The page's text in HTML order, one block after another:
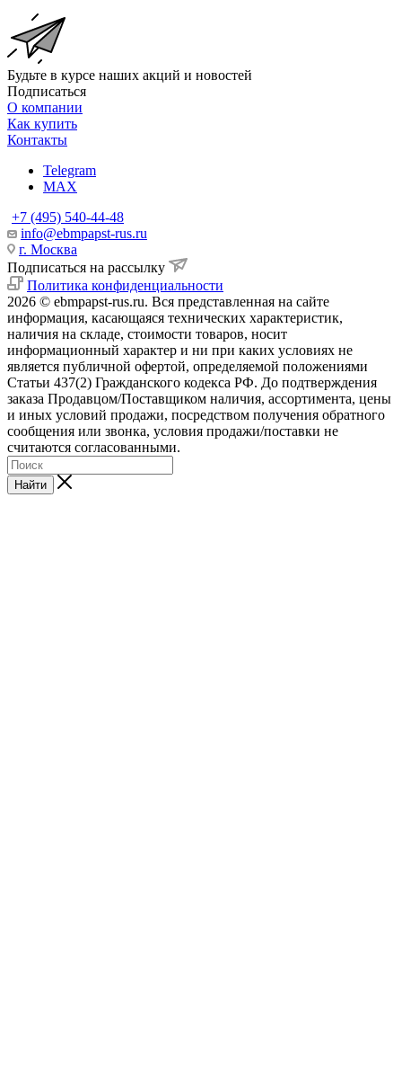
Будьте в курсе наших акций и новостей
Подписаться
О компании
Как купить
Контакты
Telegram
MAX
+7 (495) 540-44-48
info@ebmpapst-rus.ru
г. Москва
Подписаться на рассылку
Политика конфиденциальности
2026 © ebmpapst-rus.ru. Вся представленная на сайте
информация, касающаяся технических характеристик,
наличия на складе, стоимости товаров, носит
информационный характер и ни при каких условиях не
является публичной офертой, определяемой положениями
Статьи 437(2) Гражданского кодекса РФ. До подтверждения
заказа Продавцом/Поставщиком наличия, ассортимента, цены
и иных условий продажи, посредством получения обратного
сообщения или звонка, условия продажи/поставки не
считаются согласованными.
Найти